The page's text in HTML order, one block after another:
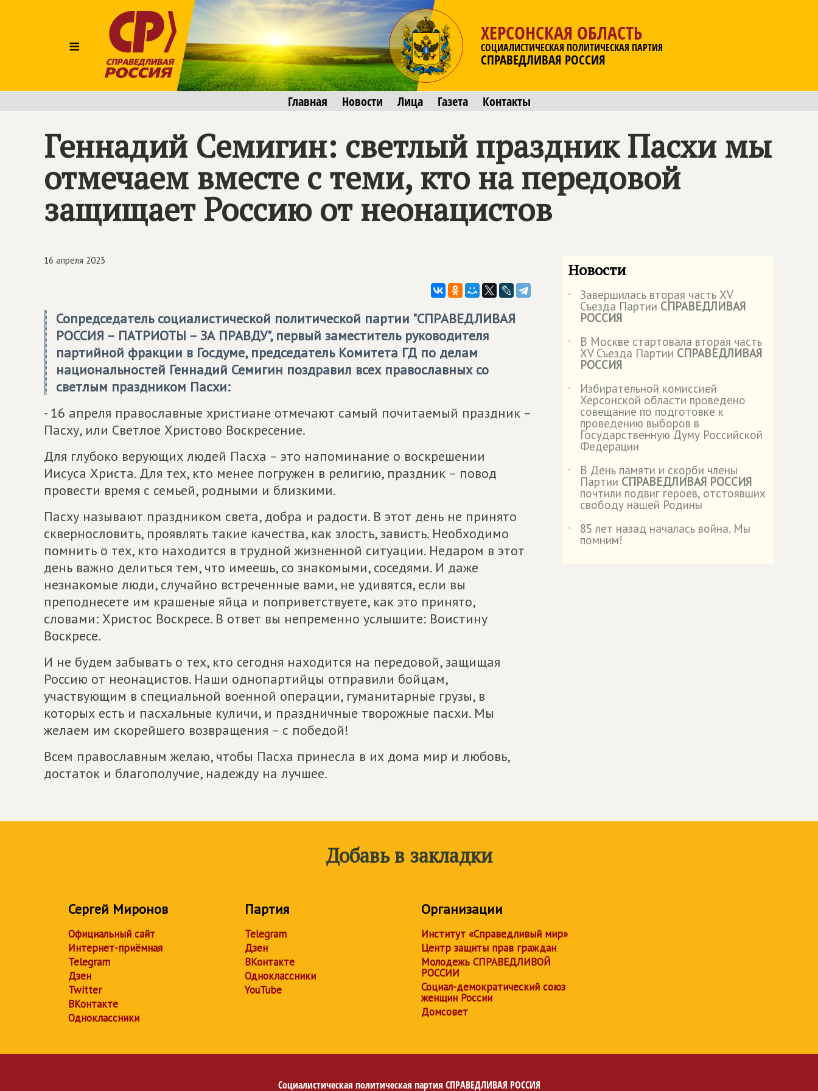
≡
ХЕРСОНСКАЯ ОБЛАСТЬ
СОЦИАЛИСТИЧЕСКАЯ ПОЛИТИЧЕСКАЯ ПАРТИЯ
СПРАВЕДЛИВАЯ РОССИЯ
Главная Новости Лица Газета Контакты
Геннадий Семигин: светлый праздник Пасхи мы
отмечаем вместе с теми, кто на передовой
защищает Россию от неонацистов
16 апреля 2023
Сопредседатель социалистической политической партии "СПРАВЕДЛИВАЯ
РОССИЯ – ПАТРИОТЫ – ЗА ПРАВДУ", первый заместитель руководителя
партийной фракции в Госдуме, председатель Комитета ГД по делам
национальностей Геннадий Семигин поздравил всех православных со
светлым праздником Пасхи:
- 16 апреля православные христиане отмечают самый почитаемый праздник –
Пасху, или Светлое Христово Воскресение.
Для глубоко верующих людей Пасха – это напоминание о воскрешении
Иисуса Христа. Для тех, кто менее погружен в религию, праздник – повод
провести время с семьей, родными и близкими.
Пасху называют праздником света, добра и радости. В этот день не принято
сквернословить, проявлять такие качества, как злость, зависть. Необходимо
помнить о тех, кто находится в трудной жизненной ситуации. Недаром в этот
день важно делиться тем, что имеешь, со знакомыми, соседями. И даже
незнакомые люди, случайно встреченные вами, не удивятся, если вы
преподнесете им крашеные яйца и поприветствуете, как это принято,
словами: Христос Воскресе. В ответ вы непременно услышите: Воистину
Воскресе.
И не будем забывать о тех, кто сегодня находится на передовой, защищая
Россию от неонацистов. Наши однопартийцы отправили бойцам,
участвующим в специальной военной операции, гуманитарные грузы, в
которых есть и пасхальные куличи, и праздничные творожные пасхи. Мы
желаем им скорейшего возвращения – с победой!
Всем православным желаю, чтобы Пасха принесла в их дома мир и любовь,
достаток и благополучие, надежду на лучшее.
Новости
˙ Завершилась вторая часть XV
Съезда Партии СПРАВЕДЛИВАЯ
РОССИЯ
˙
В Москве стартовала вторая часть
XV Съезда Партии СПРАВЕДЛИВАЯ
РОССИЯ
˙
Избирательной комиссией
Херсонской области проведено
совещание по подготовке к
проведению выборов в
Государственную Думу Российской
Федерации
˙
В День памяти и скорби члены
Партии СПРАВЕДЛИВАЯ РОССИЯ
почтили подвиг героев, отстоявших
свободу нашей Родины
˙
85 лет назад началась война. Мы
помним!
Добавь в закладки
Сергей Миронов
Официальный сайт
Интернет-приёмная
Telegram
Дзен
Twitter
ВКонтакте
Одноклассники
Партия
Telegram
Дзен
ВКонтакте
Одноклассники
YouTube
Организации
Институт «Справедливый мир»
Центр защиты прав граждан
Молодежь СПРАВЕДЛИВОЙ
РОССИИ
Социал-демократический союз
женщин России
Домсовет
Социалистическая политическая партия СПРАВЕДЛИВАЯ РОССИЯ